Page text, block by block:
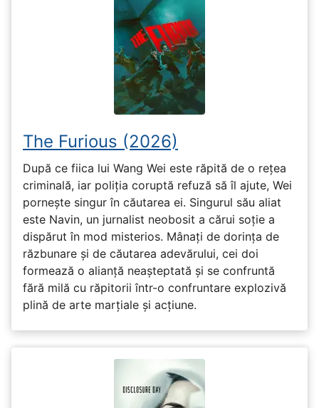
The Furious (2026)
După ce fiica lui Wang Wei este răpită de o rețea
criminală, iar poliția coruptă refuză să îl ajute, Wei
pornește singur în căutarea ei. Singurul său aliat
este Navin, un jurnalist neobosit a cărui soție a
dispărut în mod misterios. Mânați de dorința de
răzbunare și de căutarea adevărului, cei doi
formează o alianță neașteptată și se confruntă
fără milă cu răpitorii într-o confruntare explozivă
plină de arte marțiale și acțiune.